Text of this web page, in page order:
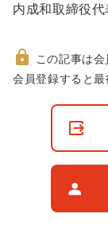
内成和取締役
非
この記事は会
会員登録すると最